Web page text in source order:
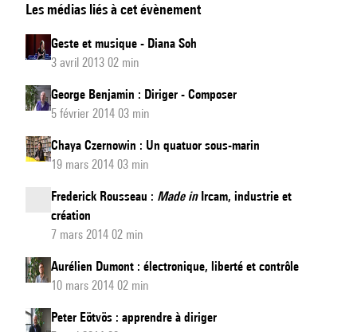
recherches
de
l'Ircam
Les médias liés à cet évènement
Geste et musique - Diana Soh
3 avril 2013 02 min
George Benjamin : Diriger - Composer
5 février 2014 03 min
Chaya Czernowin : Un quatuor sous-marin
19 mars 2014 03 min
Frederick Rousseau : Made inIrcam, industrie et
création
7 mars 2014 02 min
Aurélien Dumont : électronique, liberté et contrôle
10 mars 2014 02 min
Peter Eötvös : apprendre à diriger